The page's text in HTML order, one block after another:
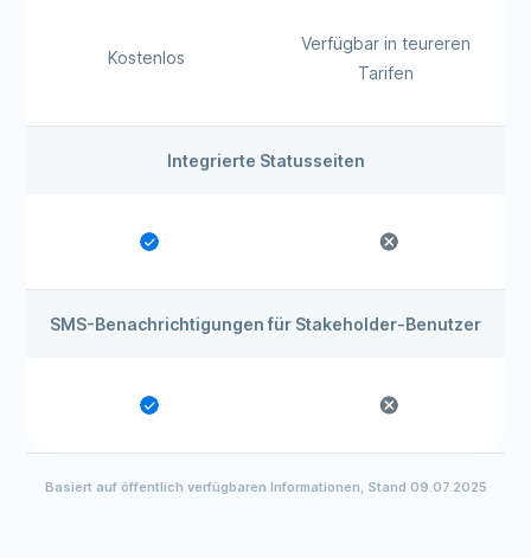
Kostenlos
Verfügbar in teureren
Tarifen
Integrierte Statusseiten
SMS-Benachrichtigungen für Stakeholder-Benutzer
Basiert auf öffentlich verfügbaren Informationen, Stand 09.07.2025